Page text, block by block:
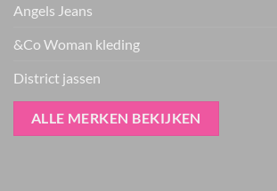
Angels Jeans
&Co Woman kleding
District jassen
ALLE MERKEN BEKIJKEN
ter Horst mode skort
jeans